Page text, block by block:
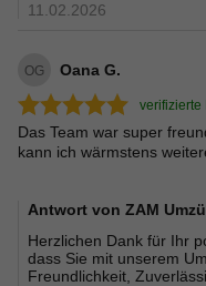
11.02.2026
OG Oana G.
verifizierte
Das Team war super
kann ich wärmstens
Antwort von ZAM
Herzlichen Dank für Ihr
dass Sie mit unserem
Freundlichkeit,